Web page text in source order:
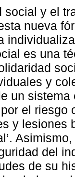
social y el
nueva
es una
y
un
el riesgo
y lesiones
del
de su